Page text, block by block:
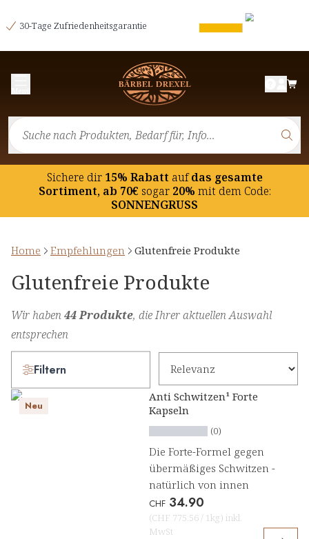
30-Tage Zufriedenheitsgarantie
Sichere dir15% Rabatt aufdas gesamte
Sortiment, ab 70€ sogar20% mit dem Code:
SONNENGRUSS
Home Empfehlungen Glutenfreie Produkte
Glutenfreie Produkte
Wir haben44 Produkte, die Ihrer aktuellen Auswahl
entsprechen
Filtern
Neu
Anti Schwitzen¹ Forte
Kapseln
(0)
Die Forte-Formel gegen
übermäßiges Schwitzen -
natürlich von innen
CHF 34.90
(CHF 775.56 / 1kg) inkl.
MwSt